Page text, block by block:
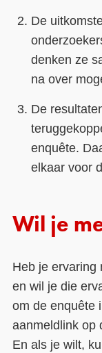
De
denken ze
na over
De
enquête.
elkaar voor
Wil je
Heb je ervaring
en wil je die
om de enquête
aanmeldlink op
En als je wilt,